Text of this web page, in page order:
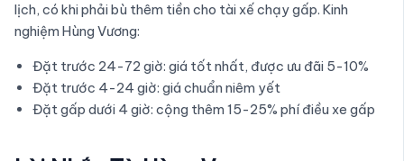
lịch, có khi phải bù thêm tiền cho tài xế chạy gấp. Kinh
nghiệm Hùng Vương:
Đặt trước 24-72 giờ: giá tốt nhất, được ưu đãi 5-10%
Đặt trước 4-24 giờ: giá chuẩn niêm yết
Đặt gấp dưới 4 giờ: cộng thêm 15-25% phí điều xe gấp